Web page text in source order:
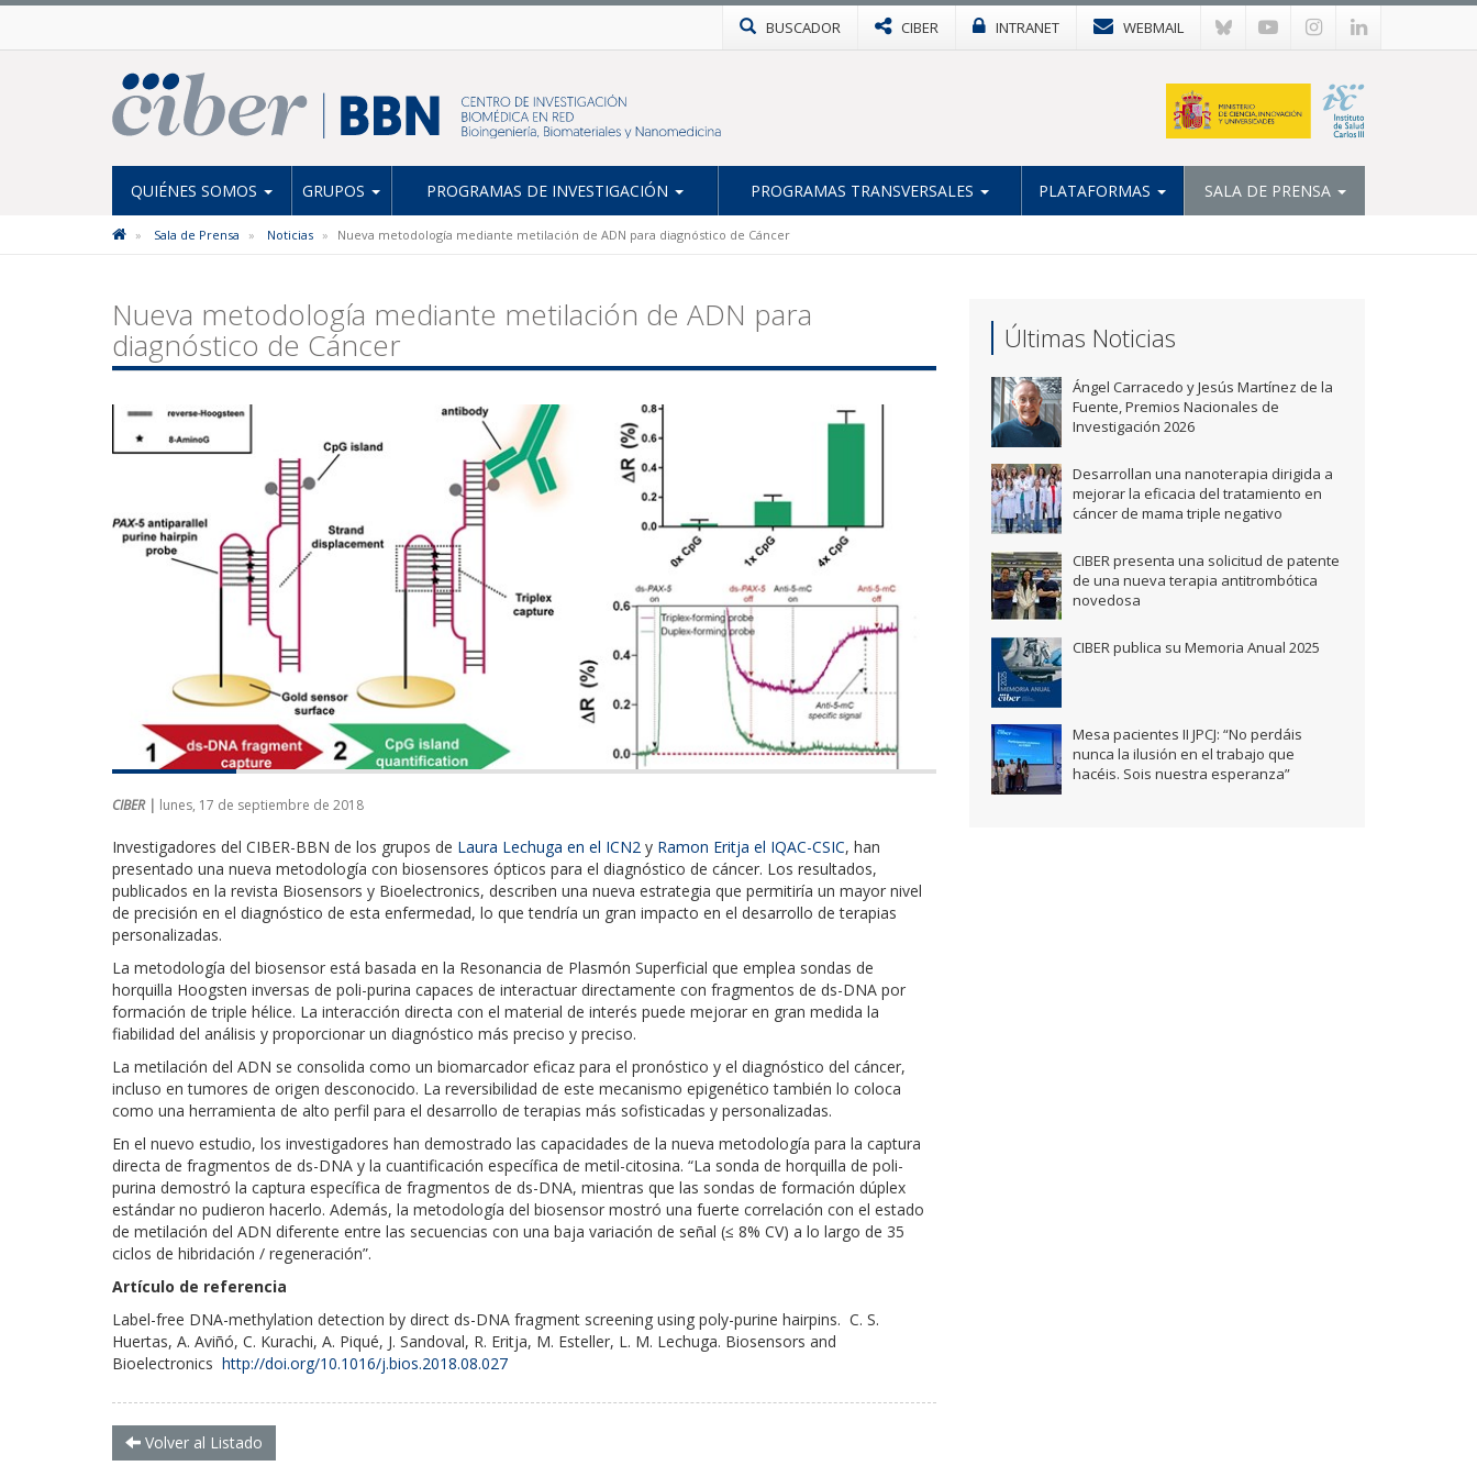
BUSCADOR CIBER INTRANET WEBMAIL
QUIÉNES SOMOS GRUPOS PROGRAMAS DE INVESTIGACIÓN PROGRAMAS TRANSVERSALES PLATAFORMAS SALA DE PRENSA
Sala de Prensa Noticias Nueva metodología mediante metilación de ADN para diagnóstico de Cáncer
Nueva metodología mediante metilación de ADN para
diagnóstico de Cáncer
CIBER | lunes, 17 de septiembre de 2018
Investigadores del CIBER-BBN de los grupos de Laura Lechuga en el ICN2 y Ramon Eritja el IQAC-CSIC, han
presentado una nueva metodología con biosensores ópticos para el diagnóstico de cáncer. Los resultados,
publicados en la revista Biosensors y Bioelectronics, describen una nueva estrategia que permitiría un mayor nivel
de precisión en el diagnóstico de esta enfermedad, lo que tendría un gran impacto en el desarrollo de terapias
personalizadas.
La metodología del biosensor está basada en la Resonancia de Plasmón Superficial que emplea sondas de
horquilla Hoogsten inversas de poli-purina capaces de interactuar directamente con fragmentos de ds-DNA por
formación de triple hélice. La interacción directa con el material de interés puede mejorar en gran medida la
fiabilidad del análisis y proporcionar un diagnóstico más preciso y preciso.
La metilación del ADN se consolida como un biomarcador eficaz para el pronóstico y el diagnóstico del cáncer,
incluso en tumores de origen desconocido. La reversibilidad de este mecanismo epigenético también lo coloca
como una herramienta de alto perfil para el desarrollo de terapias más sofisticadas y personalizadas.
En el nuevo estudio, los investigadores han demostrado las capacidades de la nueva metodología para la captura
directa de fragmentos de ds-DNA y la cuantificación específica de metil-citosina. “La sonda de horquilla de poli-
purina demostró la captura específica de fragmentos de ds-DNA, mientras que las sondas de formación dúplex
estándar no pudieron hacerlo. Además, la metodología del biosensor mostró una fuerte correlación con el estado
de metilación del ADN diferente entre las secuencias con una baja variación de señal (≤ 8% CV) a lo largo de 35
ciclos de hibridación / regeneración”.
Artículo de referencia
Label-free DNA-methylation detection by direct ds-DNA fragment screening using poly-purine hairpins. C. S.
Huertas, A. Aviñó, C. Kurachi, A. Piqué, J. Sandoval, R. Eritja, M. Esteller, L. M. Lechuga. Biosensors and
Bioelectronics http://doi.org/10.1016/j.bios.2018.08.027
Volver al Listado
Últimas Noticias
Ángel Carracedo y Jesús Martínez de la
Fuente, Premios Nacionales de
Investigación 2026
Desarrollan una nanoterapia dirigida a
mejorar la eficacia del tratamiento en
cáncer de mama triple negativo
CIBER presenta una solicitud de patente
de una nueva terapia antitrombótica
novedosa
CIBER publica su Memoria Anual 2025
Mesa pacientes II JPCJ: “No perdáis
nunca la ilusión en el trabajo que
hacéis. Sois nuestra esperanza”